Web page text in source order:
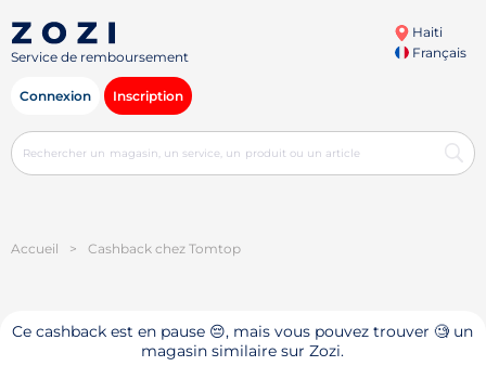
Service de remboursement
Haiti
Français
Connexion Inscription
Accueil > Cashback chez Tomtop
Ce cashback est en pause 😔, mais vous pouvez trouver 🧐 un
magasin similaire sur Zozi.